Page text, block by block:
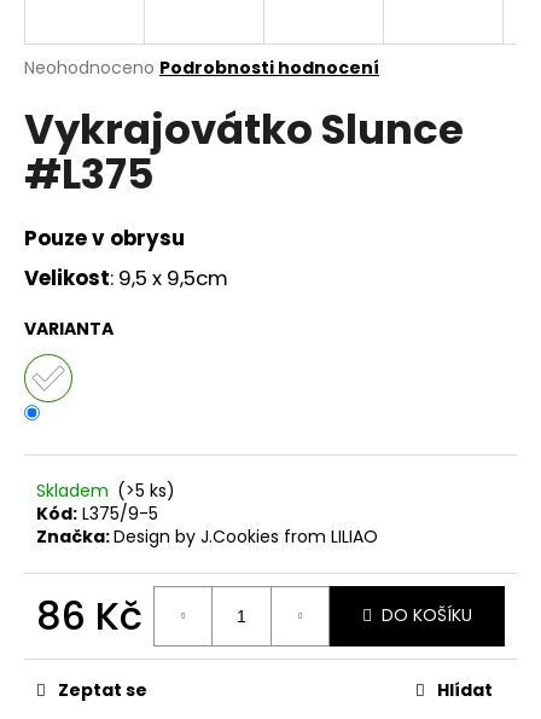
Průměrné
produktu
je
0,0
z
hvězdiček.
Neohodnoceno Podrobnosti hodnocení
Vykrajovátko Slunce
#L375
Pouze v obrysu
Velikost: 9,5 x 9,5cm
VARIANTA
Skladem (>5 ks)
Kód: L375/9-5
Značka:Design by J.Cookies from LILIAO
86 Kč
cena:
DO KOŠÍKU
Zeptat se Hlídat
j
t
?
HLEDAT
D
o
o
u
č
u
m
e